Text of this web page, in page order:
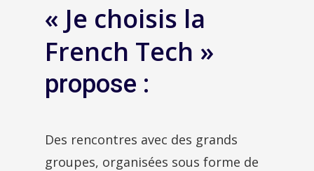
« Je choisis la
French Tech »
propose :
Des rencontres avec des grands
groupes, organisées sous forme de